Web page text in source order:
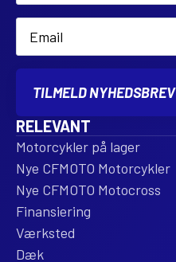
Email
TILMELD NYHEDSBREV
RELEVANT
Motorcykler på lager
Nye CFMOTO Motorcykler
Nye CFMOTO Motocross
Finansiering
Værksted
Dæk